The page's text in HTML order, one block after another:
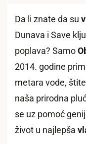
Da li znate da su
Dunava i Save
poplava? Samo
2014. godine
metara vode,
naša prirodna
se uz pomoć
život u najlepša